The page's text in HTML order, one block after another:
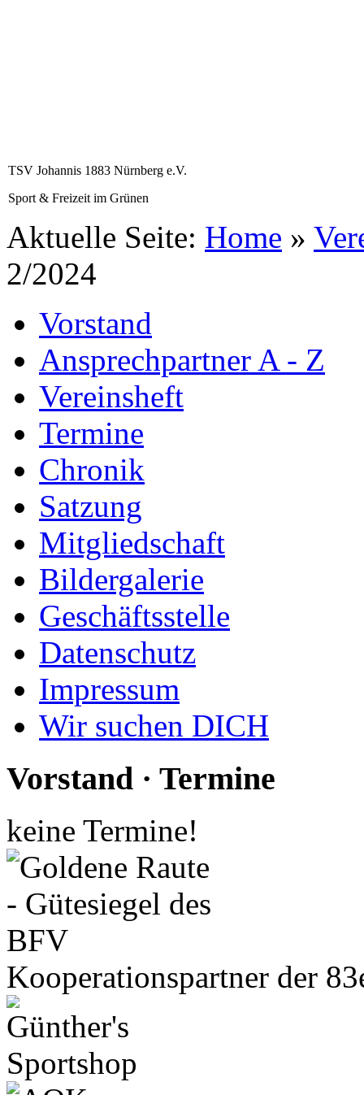
TSV Johannis 1883 Nürnberg e.V.
Sport & Freizeit im Grünen
Aktuelle Seite: Home »
2/2024
Vorstand
Ansprechpartner A - Z
Vereinsheft
Termine
Chronik
Satzung
Mitgliedschaft
Bildergalerie
Geschäftsstelle
Datenschutz
Impressum
Wir suchen DICH
Vorstand · Termine
keine Termine!
Kooperationspartner der